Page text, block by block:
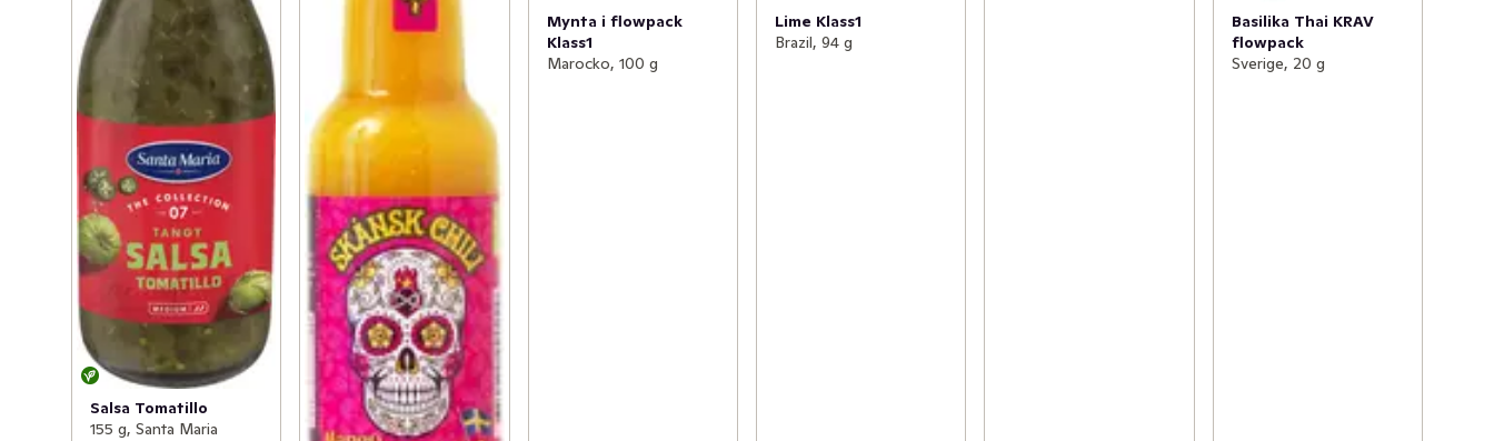
Salsa Tomatillo
155 g, Santa Maria
Mynta i flowpack
Klass1
Marocko, 100 g
Lime Klass1
Brazil, 94 g
Basilika Thai KRAV
flowpack
Sverige, 20 g